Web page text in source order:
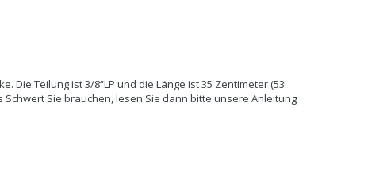
Die Teilung ist 3/8“LP und die Länge ist 35 Zentimeter (53
Sie brauchen, lesen Sie dann bitte unsere Anleitung